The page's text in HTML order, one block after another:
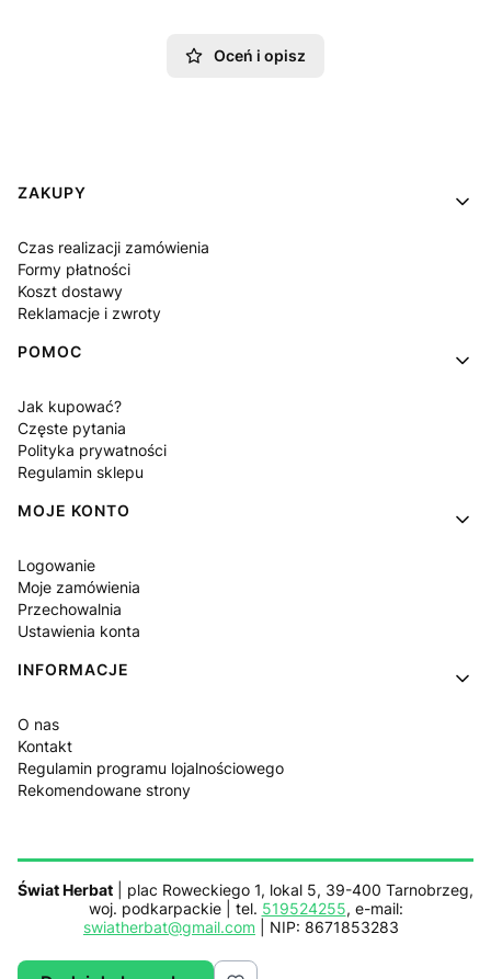
Oceń i opisz
Linki w stopce
ZAKUPY
Czas realizacji zamówienia
Formy płatności
Koszt dostawy
Reklamacje i zwroty
POMOC
Jak kupować?
Częste pytania
Polityka prywatności
Regulamin sklepu
MOJE KONTO
Logowanie
Moje zamówienia
Przechowalnia
Ustawienia konta
INFORMACJE
O nas
Kontakt
Regulamin programu lojalnościowego
Rekomendowane strony
Świat Herbat | plac Roweckiego 1, lokal 5, 39-400 Tarnobrzeg,
woj. podkarpackie | tel. 519524255, e-mail:
swiatherbat@gmail.com | NIP: 8671853283